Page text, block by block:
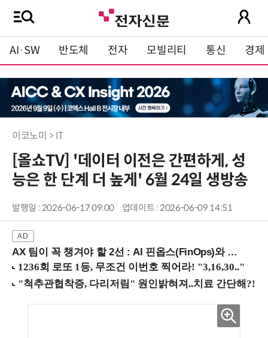
AI·SW 반도체 전자 모빌리티 통신 경제
이코노미 > IT
[올쇼TV] '데이터 이전은 간편하게, 성
능은 한 단계 더 높게' 6월 24일 생방송
발행일 : 2026-06-17 09:00 업데이트 : 2026-06-09 14:51
AX 팀이 꼭 챙겨야 할 2선 : AI 핀옵스(FinOps)와 토큰 거버넌스 (8/21 잠실역)